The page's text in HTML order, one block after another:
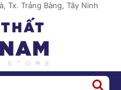
Tx. Trảng Bàng, Tây Ninh